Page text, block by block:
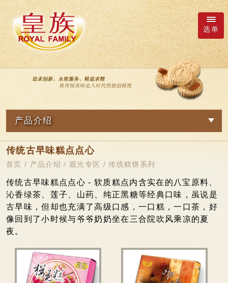
选单
语系
繁體中文
日本語
English
简体中文
关於我们
最新消息
产品介绍
会员专区
家会香成员
产品介绍
网路订购
新品专区
皇族Family
观光专区
鲜果冻系列
香脆蛋卷系列
Q软麻糬系列
传统古早味糕点点心
首页 / 产品介绍 / 观光专区 /传统糕饼系列
传统古早味糕点点心 - 软质糕点内含实在的八宝原料、
沁香绿茶、莲子、山药、纯正黑糖等经典口味，虽说是
古早味，但却也充满了高级口感，一口糕，一口茶，好
像回到了小时候与爷爷奶奶坐在三合院吹风乘凉的夏
夜。